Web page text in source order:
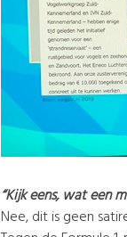
“Kijk eens, wat een
Nee, dit is geen